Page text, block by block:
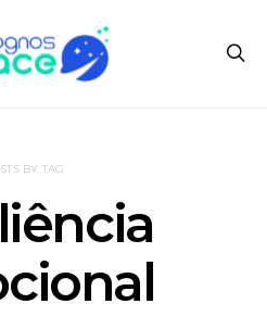
BY TAG